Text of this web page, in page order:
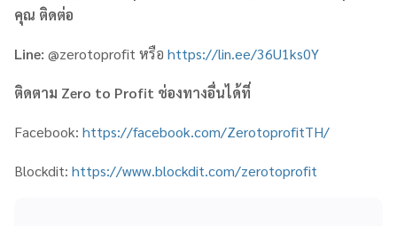
คุณ ติดต่อ
Line: @zerotoprofit หรือ https://lin.ee/36U1ks0Y
ติดตาม Zero to Profit ช่องทางอื่นได้ที่
Facebook: https://facebook.com/ZerotoprofitTH/
Blockdit: https://www.blockdit.com/zerotoprofit